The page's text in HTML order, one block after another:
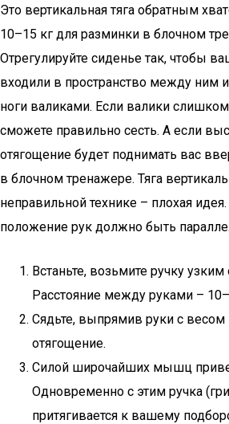
Это вертикальная тяга обратным
10–15 кг для разминки в блочном
Отрегулируйте сиденье так, чтобы
входили в пространство между
ноги валиками. Если валики
сможете правильно сесть. А если
отягощение будет поднимать вас
в блочном тренажере. Тяга
неправильной технике – плохая
положение рук должно быть
Встаньте, возьмите ручку
Расстояние между руками –
Сядьте, выпрямив руки с весом
отягощение.
Силой широчайших мышц
Одновременно с этим ручка
притягивается к вашему